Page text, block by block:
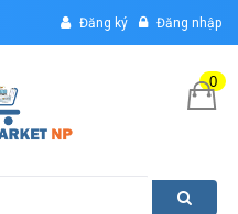
Đăng ký Đăng nhập
0